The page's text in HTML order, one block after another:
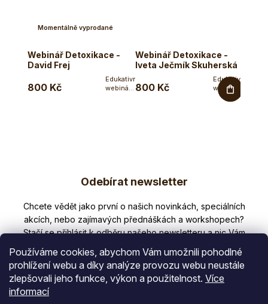
Používáme cookies, abychom Vám umožnili pohodlné
prohlížení webu a díky analýze provozu webu neustále
zlepšovali jeho funkce, výkon a použitelnost. Více
informací
Momentálně vyprodané
Webinář Detoxikace -
David Frej
800 Kč
Edukativní
webinář
Webinář Detoxikace -
Iveta Ječmík Skuherská
800 Kč
Edukativní
webinář
naturopatky
a
Odebírat newsletter
Nezmeškejte žádné novinky či slevy!
E-mail